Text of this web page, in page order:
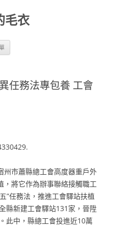
毛衣
任務法專包養 工會
州市蕭縣總工會高度器重戶外
，將它作為辦事聯絡接觸職工
”任務法，推進工會驛站扶植
縣新建工會驛站131家，晉陞
此中，縣總工會投進近10萬